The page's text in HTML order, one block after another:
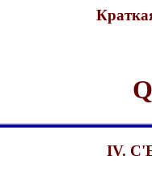
IV.